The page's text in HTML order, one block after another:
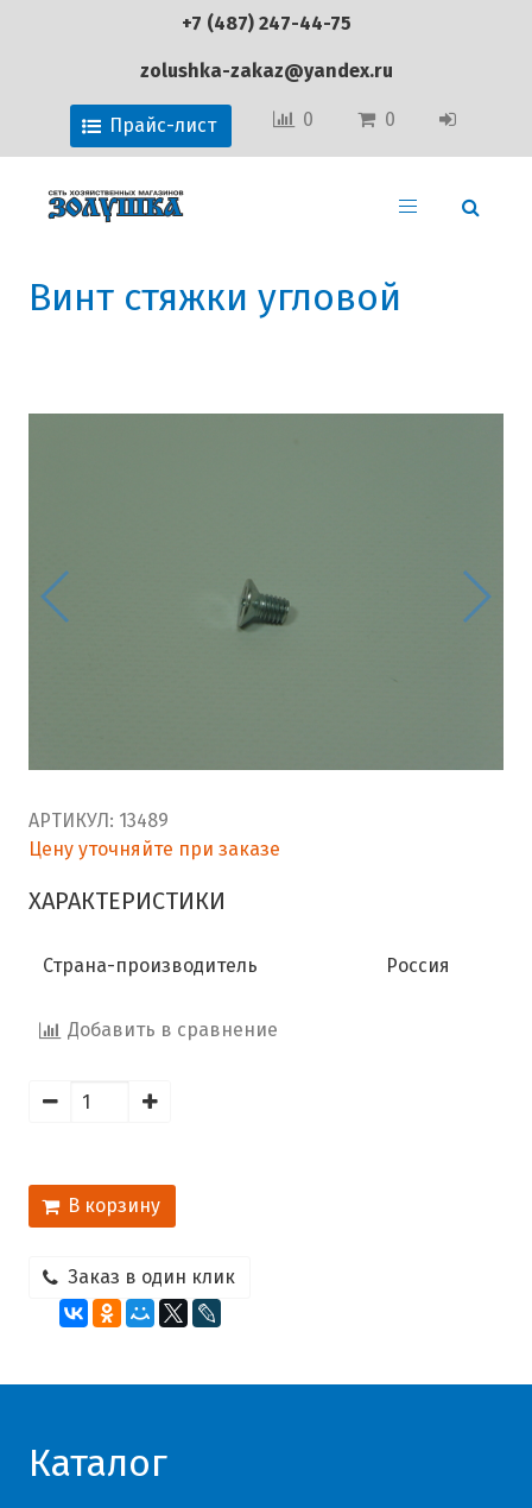
+7 (487) 247-44-75
zolushka-zakaz@yandex.ru
Прайс-лист 0 0
Винт стяжки угловой
АРТИКУЛ: 13489
Цену уточняйте при заказе
ХАРАКТЕРИСТИКИ
Страна-производитель Россия
Добавить в сравнение
В корзину
Заказ в один клик
Каталог